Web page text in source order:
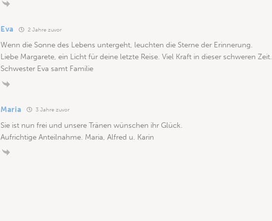
Eva 2 Jahre zuvor
Wenn die Sonne des Lebens untergeht, leuchten die Sterne der Erinnerung.
Liebe Margarete, ein Licht für deine letzte Reise. Viel Kraft in dieser schweren Zeit.
Schwester Eva samt Familie
Maria 3 Jahre zuvor
Sie ist nun frei und unsere Tränen wünschen ihr Glück.
Aufrichtige Anteilnahme. Maria, Alfred u. Karin